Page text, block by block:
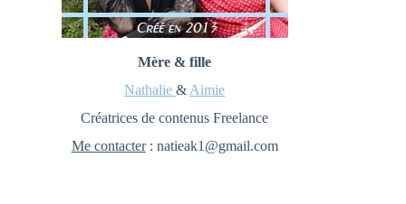
Mère & fille
Nathalie& Aimie
Créatrices de contenus Freelance
Me contacter: natieak1@gmail.com